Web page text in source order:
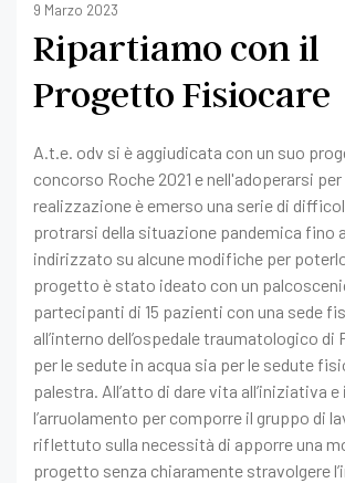
9 Marzo 2023
Ripartiamo con il
Progetto Fisiocare
A.t.e. odv si è aggiudicata con un suo
concorso Roche 2021 e nell'adoperarsi per
realizzazione è emerso una serie di
protrarsi della situazione pandemica fino
indirizzato su alcune modifiche per
progetto è stato ideato con un
partecipanti di 15 pazienti con una sede
all’interno dell’ospedale traumatologico di
per le sedute in acqua sia per le sedute
palestra. All’atto di dare vita all’iniziativa
l’arruolamento per comporre il gruppo di
riflettuto sulla necessità di apporre una
progetto senza chiaramente stravolgere